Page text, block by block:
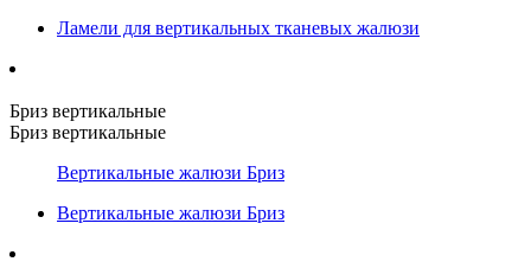
Ламели для вертикальных тканевых жалюзи
Бриз вертикальные
Бриз вертикальные
Вертикальные жалюзи Бриз
Вертикальные жалюзи Бриз